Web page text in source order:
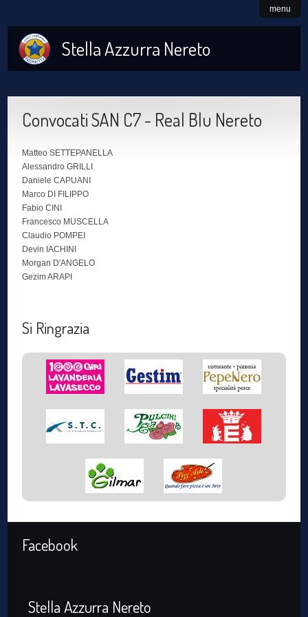
menu
Stella Azzurra Nereto
Convocati SAN C7 - Real Blu Nereto
Matteo SETTEPANELLA
Alessandro GRILLI
Daniele CAPUANI
Marco DI FILIPPO
Fabio CINI
Francesco MUSCELLA
Claudio POMPEI
Devin IACHINI
Morgan D'ANGELO
Gezim ARAPI
Si Ringrazia
Facebook
Stella Azzurra Nereto